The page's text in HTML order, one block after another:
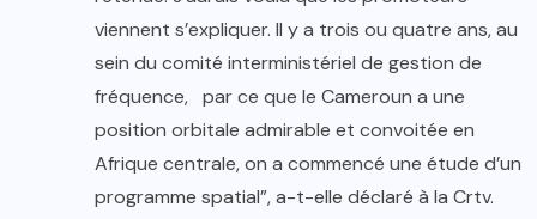
viennent s’expliquer. Il y a trois ou quatre ans, au
sein du comité interministériel de gestion de
fréquence, par ce que le Cameroun a une
position orbitale admirable et convoitée en
Afrique centrale, on a commencé une étude d’un
programme spatial”, a-t-elle déclaré à la Crtv.